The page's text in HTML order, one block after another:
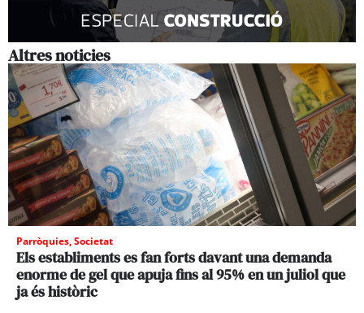
Altres noticies
Parròquies,Societat
Els establiments es fan forts davant una demanda
enorme de gel que apuja fins al 95% en un juliol que
ja és històric